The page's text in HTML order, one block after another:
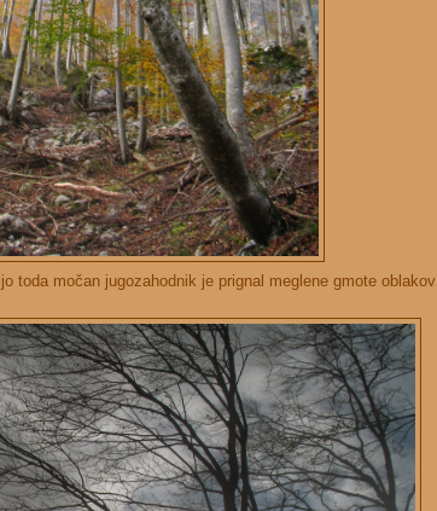
toda močan jugozahodnik je prignal meglene gmote oblakov